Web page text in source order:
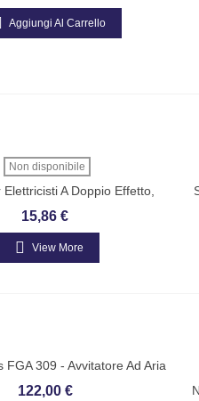
Aggiungi Al Carrello
Non disponibile
A Doppio Effetto,
Fresa In Acciaio Inossidabile
15,86 €
View More
FGA 309 - Avvitatore Ad Aria
Quadro Da 1/2'
122,00 €